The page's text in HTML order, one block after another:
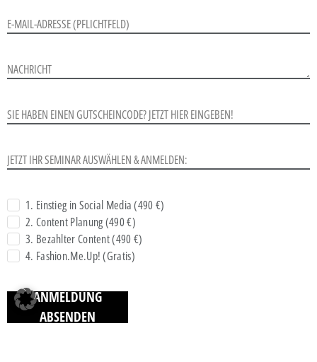
1. Einstieg in Social Media (490 €)
2. Content Planung (490 €)
3. Bezahlter Content (490 €)
4. Fashion.Me.Up! (Gratis)
ANMELDUNG
ABSENDEN